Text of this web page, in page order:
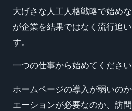
大げさな人工人格戦略で始め
が企業を結果ではなく流行追
す。
一つの仕事から始めてください
ホームページの導入が弱いの
エーションが必要なのか、訪